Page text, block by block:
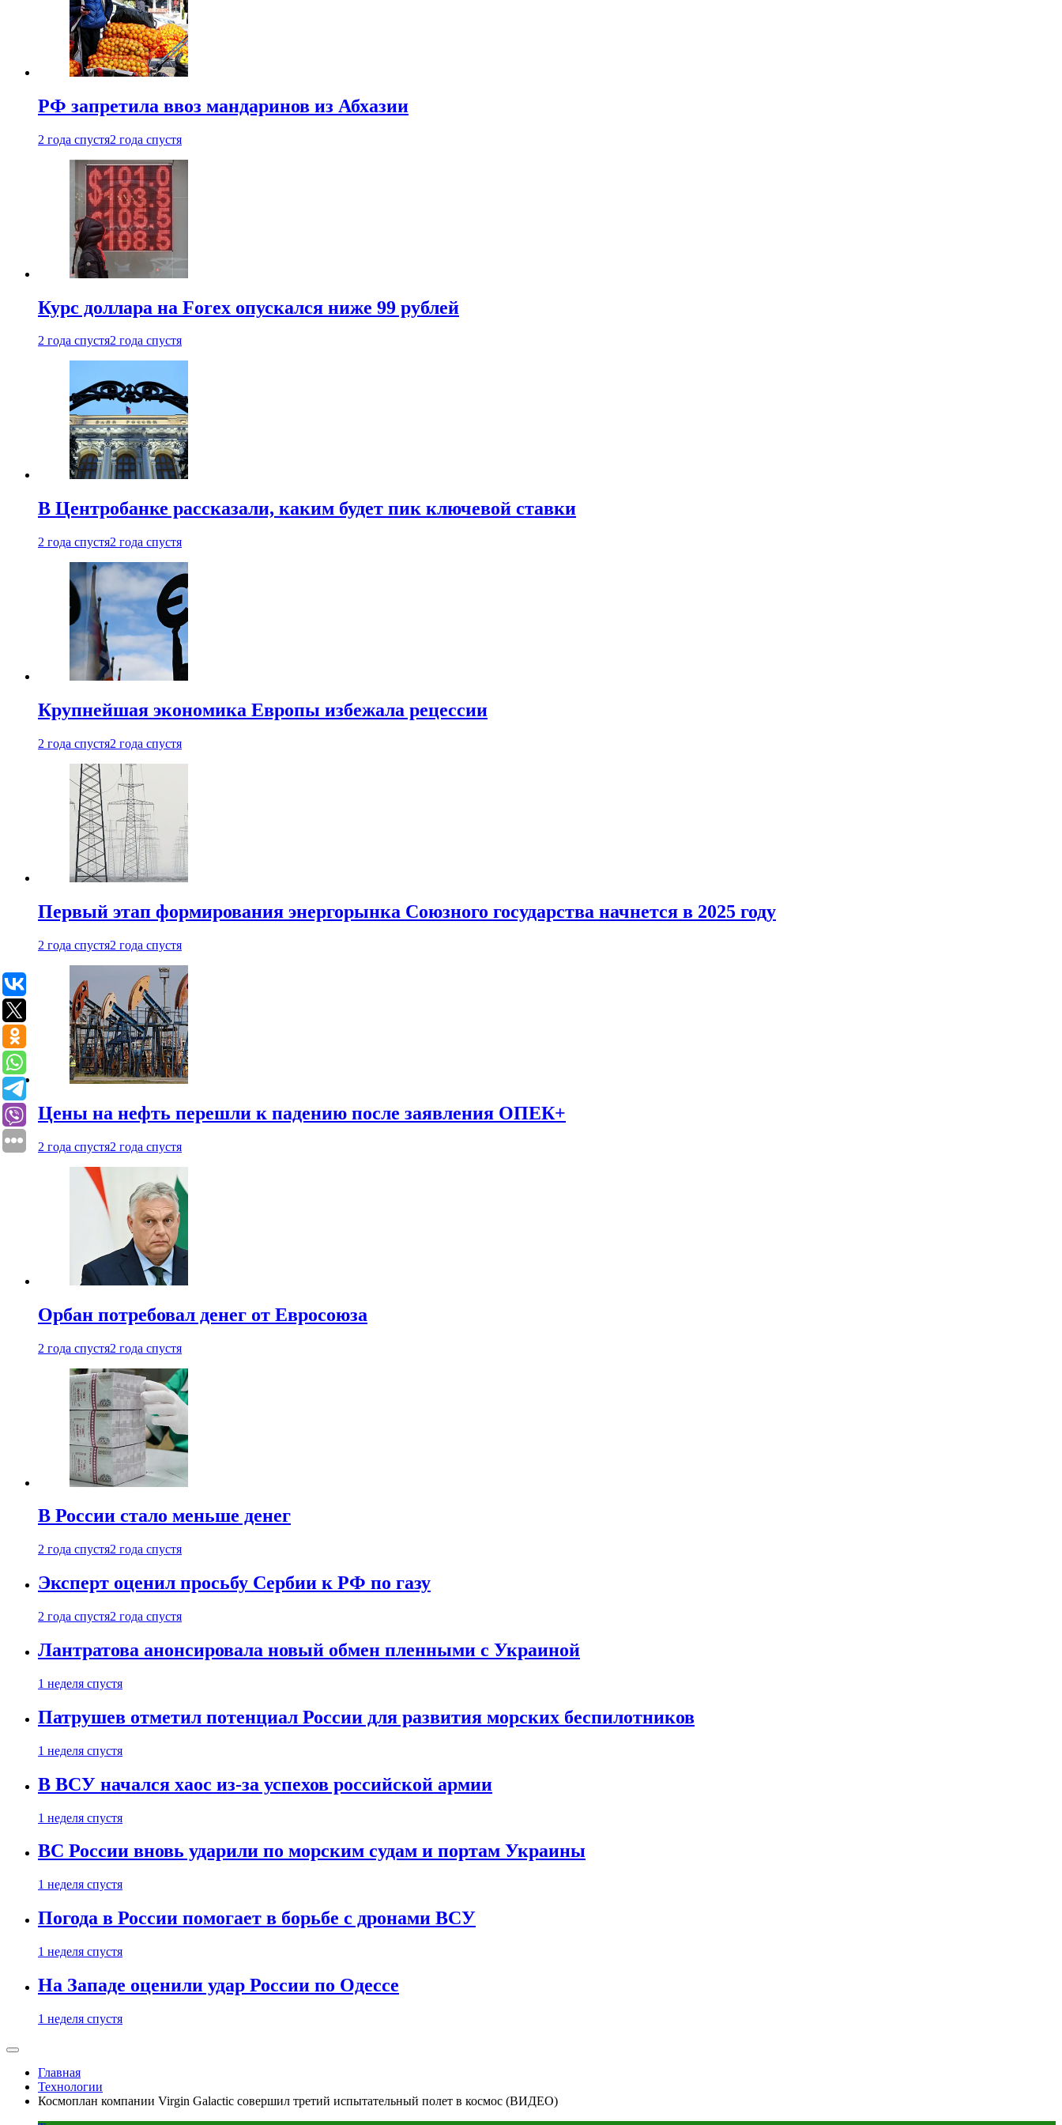
РФ запретила ввоз мандаринов из Абхазии
2 года спустя2 года спустя
Курс доллара на Forex опускался ниже 99 рублей
2 года спустя2 года спустя
В Центробанке рассказали, каким будет пик ключевой ставки
2 года спустя2 года спустя
Крупнейшая экономика Европы избежала рецессии
2 года спустя2 года спустя
Первый этап формирования энергорынка Союзного государства начнется в 2025 году
2 года спустя2 года спустя
Цены на нефть перешли к падению после заявления ОПЕК+
2 года спустя2 года спустя
Орбан потребовал денег от Евросоюза
2 года спустя2 года спустя
В России стало меньше денег
2 года спустя2 года спустя
Эксперт оценил просьбу Сербии к РФ по газу
2 года спустя2 года спустя
Лантратова анонсировала новый обмен пленными с Украиной
1 неделя спустя
Патрушев отметил потенциал России для развития морских беспилотников
1 неделя спустя
В ВСУ начался хаос из-за успехов российской армии
1 неделя спустя
ВС России вновь ударили по морским судам и портам Украины
1 неделя спустя
Погода в России помогает в борьбе с дронами ВСУ
1 неделя спустя
На Западе оценили удар России по Одессе
1 неделя спустя
Главная
Технологии
Космоплан компании Virgin Galactic совершил третий испытательный полет в космос (ВИДЕО)